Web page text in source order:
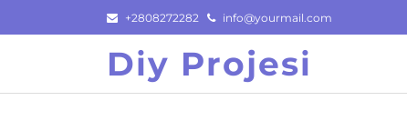
to
+2808272282 info@yourmail.com
Diy Projesi